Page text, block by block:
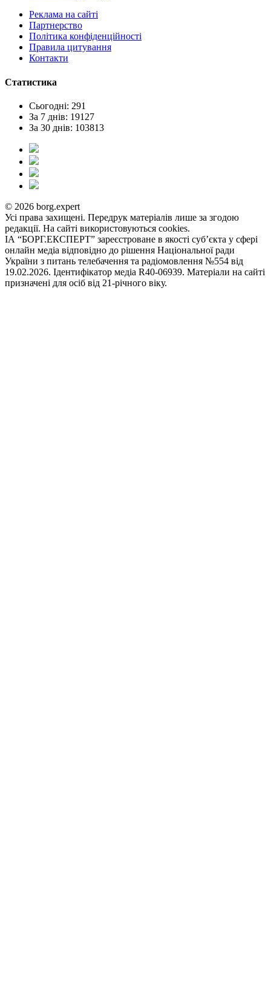
Реклама на сайтi
Партнерство
Політика конфіденційності
Правила цитування
Контакти
Статистика
Сьогодні: 291
За 7 днів: 19127
За 30 днів: 103813
© 2026 borg.expert
Усі права захищені. Передрук матеріалів лише за згодою
редакції. На сайті використовуються cookies.
ІА “БОРГ.ЕКСПЕРТ” зареєстроване в якості суб’єкта у сфері
онлайн медіа відповідно до рішення Національної ради
України з питань телебачення та радіомовлення №554 від
19.02.2026. Ідентифікатор медіа R40-06939. Матеріали на сайті
призначені для осіб від 21-річного віку.